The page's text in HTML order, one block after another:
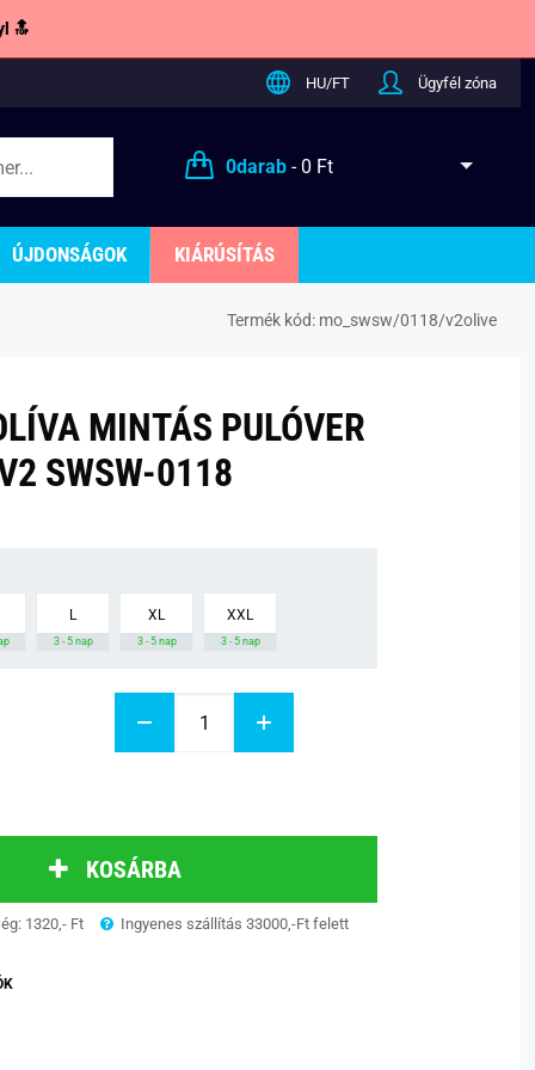
🔝
HU/FT Ügyfél zóna
0darab- 0 Ft
ÚJDONSÁGOK KIÁRÚSÍTÁS
Termék kód: mo_swsw/0118/v2olive
MINTÁS PULÓVER
SWSW-0118
L
3 - 5 nap
XL
3 - 5 nap
XXL
3 - 5 nap
KOSÁRBA
1320,- Ft Ingyenes szállítás 33000,-Ft felett